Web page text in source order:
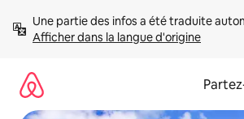
directement
Afficher dans la langue d'origine